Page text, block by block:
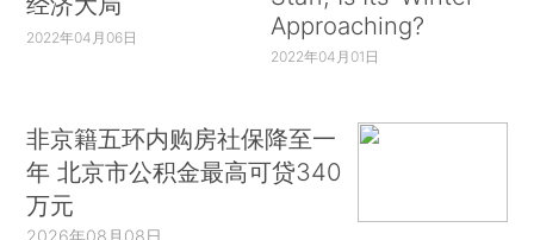
2022年04月06日
Approaching?
2022年04月01日
非京籍五环内购房社保降至一
年 北京市公积金最高可贷340
万元